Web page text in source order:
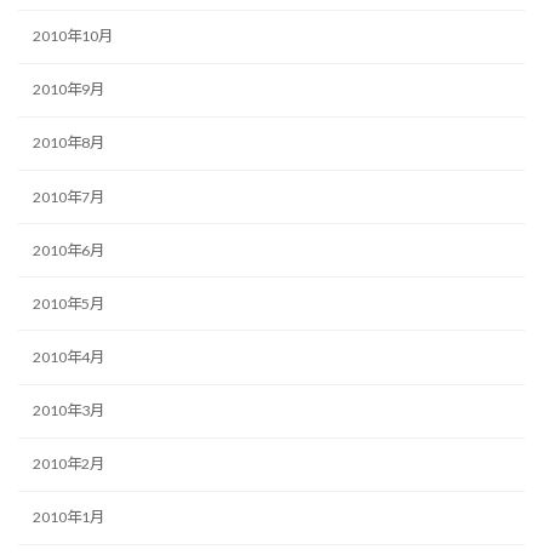
2010年10月
2010年9月
2010年8月
2010年7月
2010年6月
2010年5月
2010年4月
2010年3月
2010年2月
2010年1月